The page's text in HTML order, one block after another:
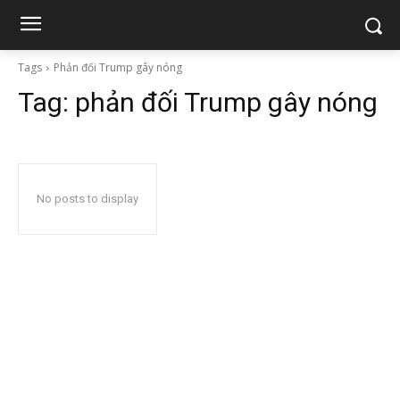
Tags Phản đối Trump gây nóng
Tag: phản đối Trump gây nóng
No posts to display